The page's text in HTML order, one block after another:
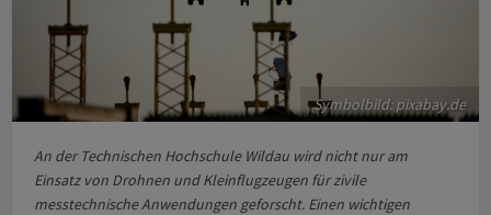
Symbolbild: pixabay.de
An der Technischen Hochschule Wildau wird nicht nur am
Einsatz von Drohnen und Kleinflugzeugen für zivile
messtechnische Anwendungen geforscht. Einen wichtigen